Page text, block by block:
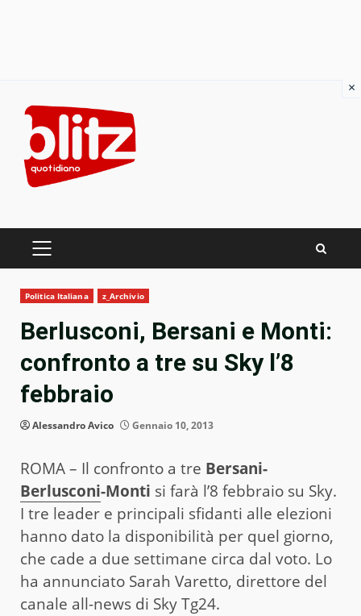
content
PRIMARY
Politica Italiana z_Archivio
Berlusconi, Bersani e Monti:
confronto a tre su Sky l’8
febbraio
Alessandro Avico Gennaio 10, 2013
ROMA – Il confronto a tre Bersani-
Berlusconi-Monti si farà l’8 febbraio su Sky.
I tre leader e principali sfidanti alle elezioni
hanno dato la disponibilità per quel giorno,
che cade a due settimane circa dal voto. Lo
ha annunciato Sarah Varetto, direttore del
canale all-news di Sky Tg24.
×